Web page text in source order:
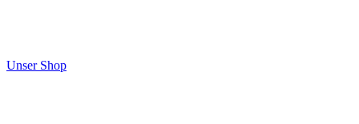
Unser Shop